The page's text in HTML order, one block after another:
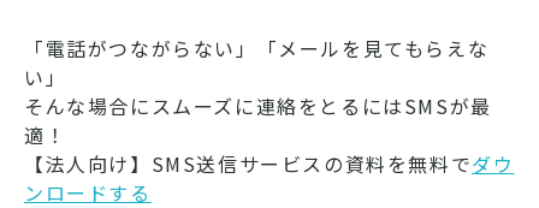
「電話がつながらない」「メールを見てもらえな
い」
そんな場合にスムーズに連絡をとるにはSMSが最
適！
【法人向け】SMS送信サービスの資料を無料でダウ
ンロードする